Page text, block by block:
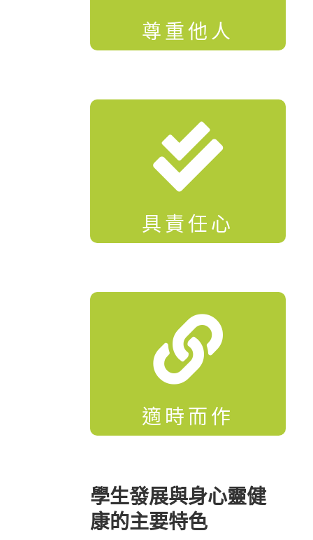
尊重他人

具責任心

適時而作
學生發展與身心靈健
康的主要特色